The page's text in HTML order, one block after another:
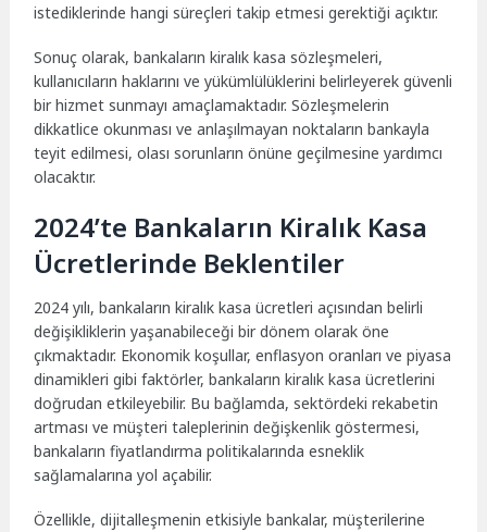
istediklerinde hangi süreçleri takip etmesi gerektiği açıktır.
Sonuç olarak, bankaların kiralık kasa sözleşmeleri,
kullanıcıların haklarını ve yükümlülüklerini belirleyerek güvenli
bir hizmet sunmayı amaçlamaktadır. Sözleşmelerin
dikkatlice okunması ve anlaşılmayan noktaların bankayla
teyit edilmesi, olası sorunların önüne geçilmesine yardımcı
olacaktır.
2024’te Bankaların Kiralık Kasa
Ücretlerinde Beklentiler
2024 yılı, bankaların kiralık kasa ücretleri açısından belirli
değişikliklerin yaşanabileceği bir dönem olarak öne
çıkmaktadır. Ekonomik koşullar, enflasyon oranları ve piyasa
dinamikleri gibi faktörler, bankaların kiralık kasa ücretlerini
doğrudan etkileyebilir. Bu bağlamda, sektördeki rekabetin
artması ve müşteri taleplerinin değişkenlik göstermesi,
bankaların fiyatlandırma politikalarında esneklik
sağlamalarına yol açabilir.
Özellikle, dijitalleşmenin etkisiyle bankalar, müşterilerine